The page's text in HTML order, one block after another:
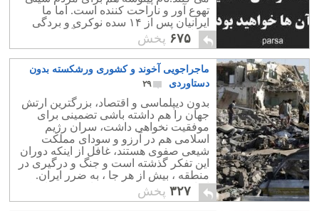
تهوع آور و ناراحت کننده است. اما ما
ایرانیان پس از ۱۴ سده نوکری و بردگی
تازیان، بازهم به مرده پرستی آنان می
پردازیم.
۶۷۵ پخش
ماجراجویی آخوند و کشوری ورشکسته بدون
دستاوردی
۲۹
بدون دیپلماسی و اقتصاد، بزرگترین ارتش
جهان را هم داشته باشی تضمینی برای
موفقیت نخواهی داشت، سران رژیم
اسلامی هم در آرزو و سودای مملکت
شیعی صفوی هستند، غافل از اینکه دوران
این تفکر گذشته است و جنگ و درگیری در
منطقه ، بیش از هر جا ، به ضرر ایران.
ایرانی که نه ذخایر ارزی دارد و نه توان یک
درگیری نظامی.
۳۲۷ پخش